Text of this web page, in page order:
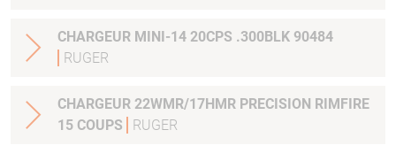
CHARGEUR MINI-14 20CPS .300BLK 90484
RUGER
CHARGEUR 22WMR/17HMR PRECISION RIMFIRE
15 COUPS
RUGER